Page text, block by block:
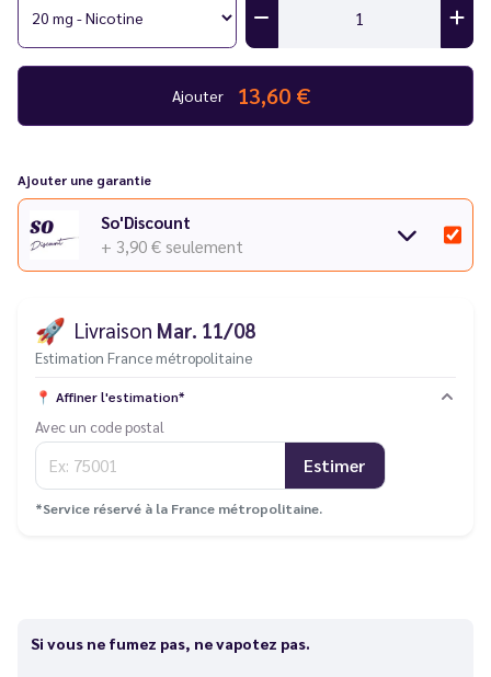
que l'ensemble des puffs
JNRdans notre catalogue.
Vous rencontrez un souci avec votre cigarette électronique ?
Consultez notre
Ajouter 13,60 €
Ajouter une garantie
So'Discount
+ 3,90 € seulement
🚀 Livraison Mar. 11/08
Estimation France métropolitaine
📍 Affiner l'estimation*
Avec un code postal
Estimer
*Service réservé à la France métropolitaine.
Si vous ne fumez pas, ne vapotez pas.